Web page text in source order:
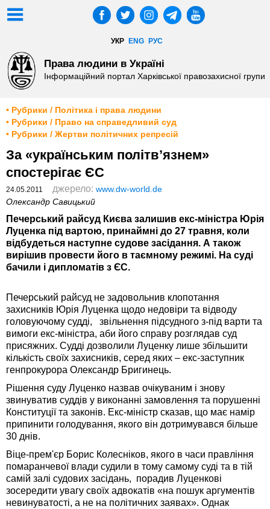
УКР ENG РУС
Права людини в Україні
Інформаційний портал Харківської правозахисної групи
• Рубрики / Політика і права людини
• Рубрики / Право на справедливий суд
• Рубрики / Жертви політичних репресій
За «українським політв’язнем»
спостерігає ЄС
24.05.2011 джерело: www.dw-world.de
Олександр Савицький
Печерський райсуд Києва залишив екс-міністра Юрія
Луценка під вартою, принаймні до 27 травня, коли
відбудеться наступне судове засідання. А також
вирішив провести його в таємному режимі. На суді
бачили і дипломатів з ЄС.
Печерський райсуд не задовольнив клопотання
захисників Юрія Луценка щодо недовіри та відводу
головуючому судді, звільнення підсудного з-під варти та
вимоги екс-міністра, аби його справу розглядав суд
присяжних. Судді дозволили Луценку лише збільшити
кількість своїх захисників, серед яких – екс-заступник
генпрокурора Олександр Бригинець.
Рішення суду Луценко назвав очікуваним і знову
звинуватив суддів у виконанні замовлення та порушенні
Конституції та законів. Екс-міністр сказав, що має намір
припинити голодування, якого він дотримувався більше
30 днів.
Віце-прем'єр Борис Колесніков, якого в часи правління
помаранчевої влади судили в тому самому суді та в тій
самій залі судових засідань, порадив Луценкові
зосередити увагу своїх адвокатів «на пошук аргументів
невинуватості, а не на політичних заявах». Однак